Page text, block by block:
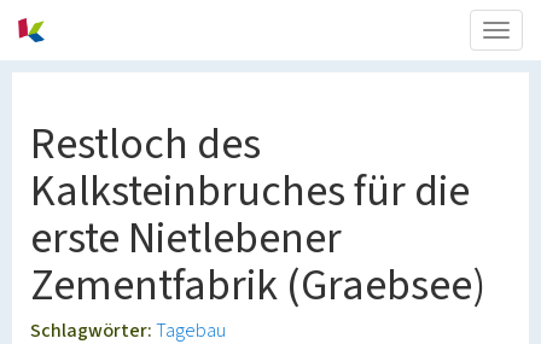
Restloch des
Kalksteinbruches für die
erste Nietlebener
Zementfabrik (Graebsee)
Schlagwörter:Tagebau